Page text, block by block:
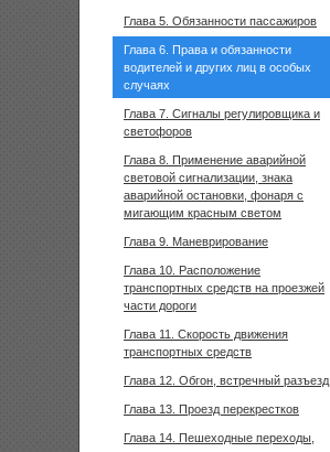
Глава 5. Обязанности пассажиров
Глава 6. Права и обязанности
водителей и других лиц в особых
случаях
Глава 7. Сигналы регулировщика и
светофоров
Глава 8. Применение аварийной
световой сигнализации, знака
аварийной остановки, фонаря с
мигающим красным светом
Глава 9. Маневрирование
Глава 10. Расположение
транспортных средств на проезжей
части дороги
Глава 11. Скорость движения
транспортных средств
Глава 12. Обгон, встречный разъезд
Глава 13. Проезд перекрестков
Глава 14. Пешеходные переходы,